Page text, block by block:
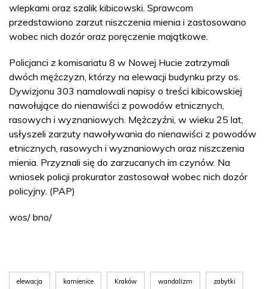
wlepkami oraz szalik kibicowski. Sprawcom
przedstawiono zarzut niszczenia mienia i zastosowano
wobec nich dozór oraz poręczenie majątkowe.
Policjanci z komisariatu 8 w Nowej Hucie zatrzymali
dwóch mężczyzn, którzy na elewacji budynku przy os.
Dywizjonu 303 namalowali napisy o treści kibicowskiej
nawołujące do nienawiści z powodów etnicznych,
rasowych i wyznaniowych. Mężczyźni, w wieku 25 lat,
usłyszeli zarzuty nawoływania do nienawiści z powodów
etnicznych, rasowych i wyznaniowych oraz niszczenia
mienia. Przyznali się do zarzucanych im czynów. Na
wniosek policji prokurator zastosował wobec nich dozór
policyjny. (PAP)
wos/ bno/
elewacja kamienice Kraków wandalizm zabytki